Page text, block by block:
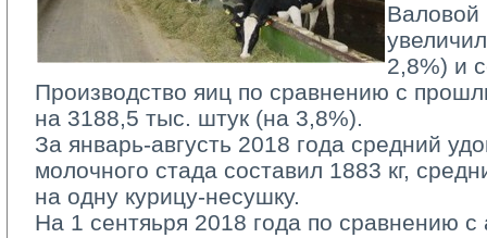
Валовой
2,8%) и
Производство яиц по сравнению с
на 3188,5 тыс. штук (на 3,8%).
За январь-августь 2018 года средний
молочного стада составил 1883 кг,
на одну курицу-несушку.
На 1 сентяьря 2018 года по сравнению